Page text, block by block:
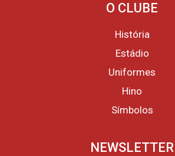
O CLUBE
História
Estádio
Uniformes
Hino
Símbolos
NEWSLETTER